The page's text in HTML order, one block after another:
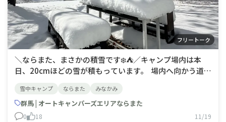
フリートーク
＼ならまた、まさかの積雪です❄️⛺／キャンプ場内は本
日、20cmほどの雪が積もっています。 場内へ向かう道路
須】となります🚗❄️ お越しの際は、どうぞ安全運転で無
理のない範囲でお願いします。そして…
雪中キャンプ ならまた みなかみ
群馬 | オートキャンパーズエリアならまた
0 18 11/19